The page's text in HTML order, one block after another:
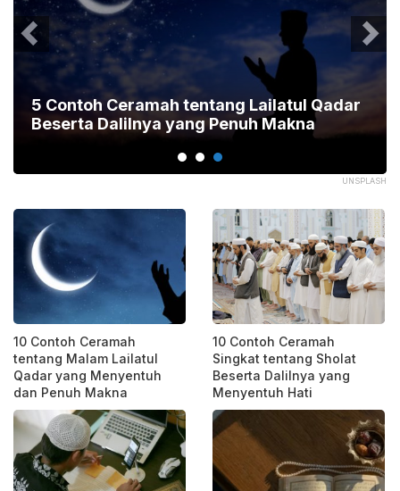
UNSPLASH
5 Contoh Ceramah tentang Lailatul Qadar
Beserta Dalilnya yang Penuh Makna
10 Contoh Ceramah
tentang Malam Lailatul
Qadar yang Menyentuh
dan Penuh Makna
10 Contoh Ceramah
Singkat tentang Sholat
Beserta Dalilnya yang
Menyentuh Hati